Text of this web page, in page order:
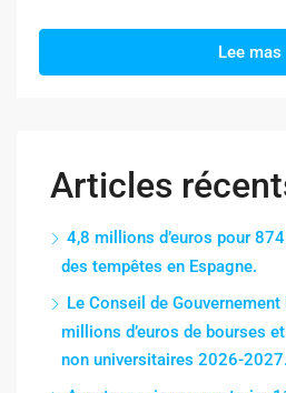
Lee mas
Articles
4,8 millions d’euros pour
des tempêtes en Espagne.
Le Conseil de
millions d’euros de bourses
non universitaires 2026-2027.